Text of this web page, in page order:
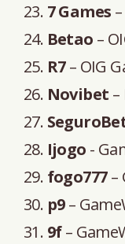
7 Games
Betao –
R7– OIG
Novibet
Ijogo -
fogo777–
p9–
9f–